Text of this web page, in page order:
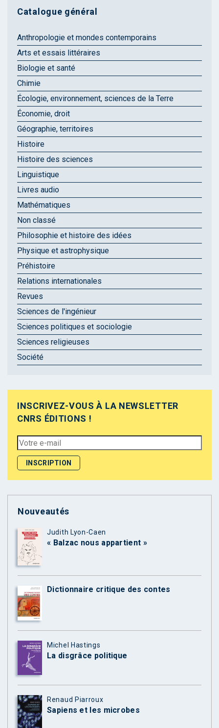
Catalogue général
Anthropologie et mondes contemporains
Arts et essais littéraires
Biologie et santé
Chimie
Écologie, environnement, sciences de la Terre
Économie, droit
Géographie, territoires
Histoire
Histoire des sciences
Linguistique
Livres audio
Mathématiques
Non classé
Philosophie et histoire des idées
Physique et astrophysique
Préhistoire
Relations internationales
Revues
Sciences de l'ingénieur
Sciences politiques et sociologie
Sciences religieuses
Société
INSCRIVEZ-VOUS À LA NEWSLETTER
CNRS ÉDITIONS !
Nouveautés
Judith Lyon-Caen
« Balzac nous appartient »
Dictionnaire critique des contes
Michel Hastings
La disgrâce politique
Renaud Piarroux
Sapiens et les microbes